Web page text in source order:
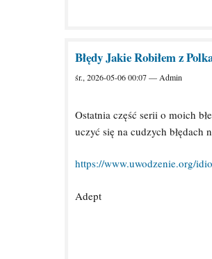
Błędy Jakie Robiłem z
śr., 2026-05-06 00:07 — Admin
Ostatnia część serii o moich
uczyć się na cudzych błędach
https://www.uwodzenie.org/
Adept